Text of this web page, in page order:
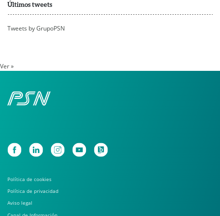
Últimos tweets
Tweets by GrupoPSN
Ver »
Política de cookies
Política de privacidad
Aviso legal